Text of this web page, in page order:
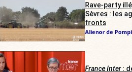
Rave-party
Sèvres : les
fronts
Alienor de
France Inter: